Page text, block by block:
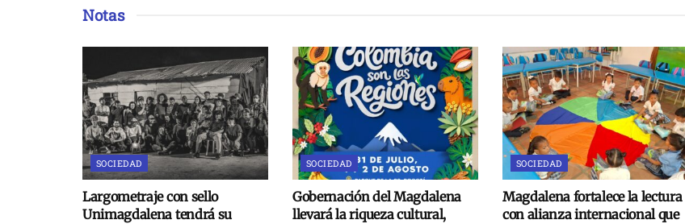
Notas
SOCIEDAD
Largometraje con sello
Unimagdalena tendrá su
SOCIEDAD
Gobernación del Magdalena
llevará la riqueza cultural,
SOCIEDAD
Magdalena fortalece la lectura
con alianza internacional que